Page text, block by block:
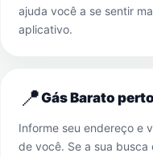
ajuda você a se sentir
aplicativo.
📍Gás Barato
Informe seu endereço e
de você. Se a sua busca